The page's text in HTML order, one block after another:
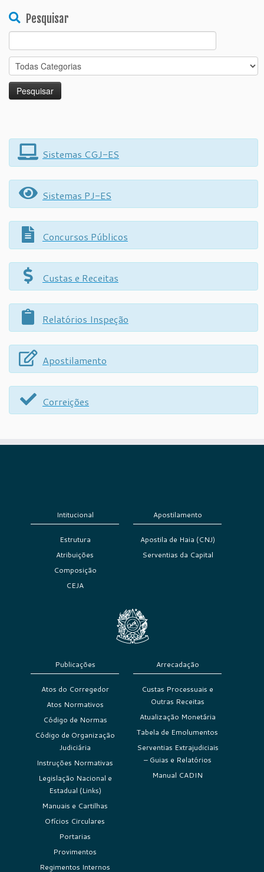
Pesquisar
Search
for:
Sistemas CGJ-ES
Sistemas PJ-ES
Concursos Públicos
Custas e Receitas
Relatórios Inspeção
Apostilamento
Correições
Intitucional
Estrutura
Atribuições
Composição
CEJA
Apostilamento
Apostila de Haia (CNJ)
Serventias da Capital
Publicações
Atos do Corregedor
Atos Normativos
Código de Normas
Código de Organização
Judiciária
Instruções Normativas
Legislação Nacional e
Estadual (Links)
Manuais e Cartilhas
Ofícios Circulares
Portarias
Provimentos
Regimentos Internos
Arrecadação
Custas Processuais e
Outras Receitas
Atualização Monetária
Tabela de Emolumentos
Serventias Extrajudiciais
– Guias e Relatórios
Manual CADIN